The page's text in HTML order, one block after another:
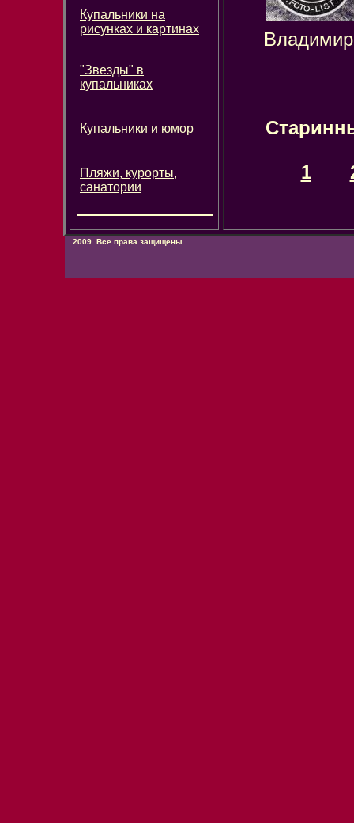
Купальники на
рисунках и картинах
"Звезды" в
купальниках
Купальники и юмор
Пляжи, курорты,
санатории
1
2009. Все права защищены.